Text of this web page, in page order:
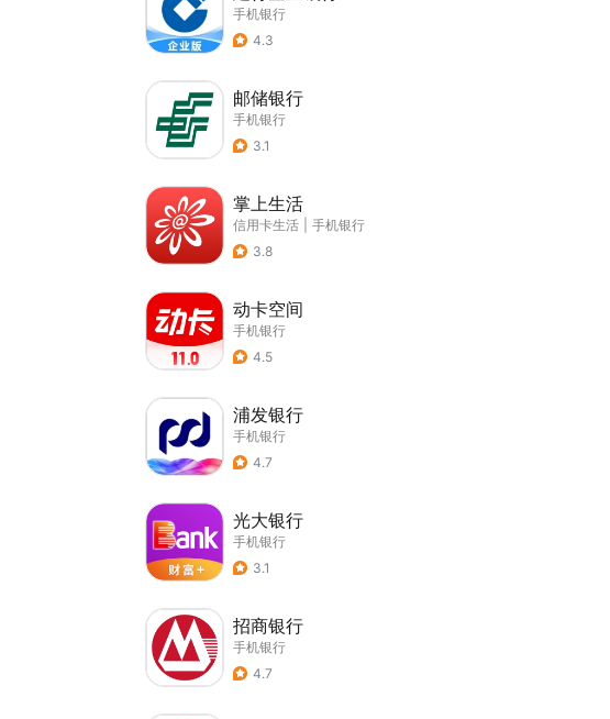
手机银行
4.3
邮储银行
手机银行
3.1
掌上生活
信用卡生活
手机银行
3.8
动卡空间
手机银行
4.5
浦发银行
手机银行
4.7
光大银行
手机银行
3.1
招商银行
手机银行
4.7